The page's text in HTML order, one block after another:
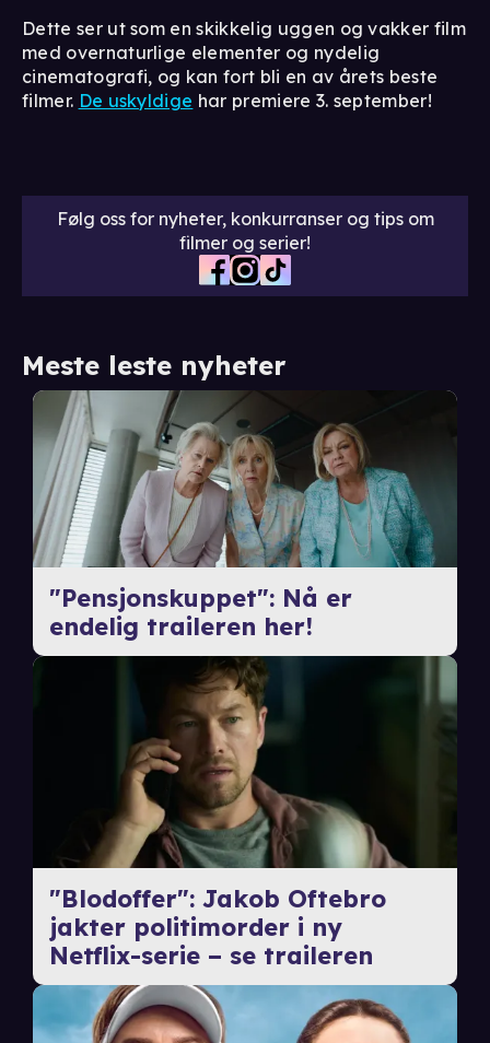
Dette ser ut som en skikkelig uggen og vakker film
med overnaturlige elementer og nydelig
cinematografi, og kan fort bli en av årets beste
filmer. De uskyldige har premiere 3. september!
Følg oss for nyheter, konkurranser og tips om
filmer og serier!
Meste leste nyheter
"Pensjonskuppet": Nå er
endelig traileren her!
"Blodoffer": Jakob Oftebro
jakter politimorder i ny
Netflix-serie – se traileren